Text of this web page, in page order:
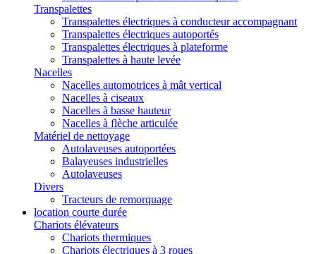
Transpalettes
Transpalettes électriques à conducteur accompagnant
Transpalettes électriques autoportés
Transpalettes électriques à plateforme
Transpalettes à haute levée
Nacelles
Nacelles automotrices à mât vertical
Nacelles à ciseaux
Nacelles à basse hauteur
Nacelles à flèche articulée
Matériel de nettoyage
Autolaveuses autoportées
Balayeuses industrielles
Autolaveuses
Divers
Tracteurs de remorquage
location courte durée
Chariots élévateurs
Chariots thermiques
Chariots électriques à 3 roues